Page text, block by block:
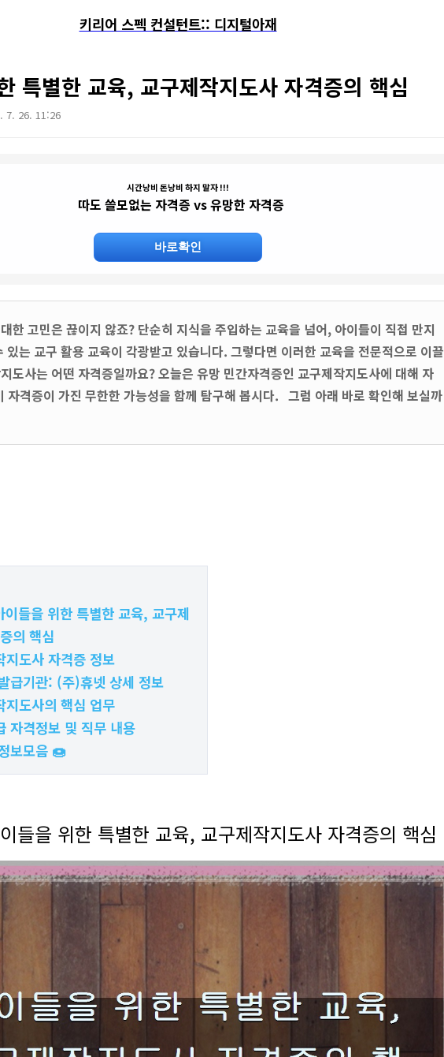
키리어 스펙 컨설턴트:: 디지털아재
특별한 교육, 교구제작지도사 자격증의 핵심
7. 26. 11:26
시간낭비 돈낭비 하지 말자 !!!
따도 쓸모없는 자격증 vs 유망한 자격증
바로확인
한 고민은 끊이지 않죠? 단순히 지식을 주입하는 교육을 넘어, 아이들이 직접 만지
있는 교구 활용 교육이 각광받고 있습니다. 그렇다면 이러한 교육을 전문적으로 이끌
도사는 어떤 자격증일까요? 오늘은 유망 민간자격증인 교구제작지도사에 대해 자
자격증이 가진 무한한 가능성을 함께 탐구해 봅시다. 그럼 아래 바로 확인해 보실까
들을 위한 특별한 교육, 교구제
의 핵심
도사 자격증 정보
급기관: (주)휴넷 상세 정보
도사의 핵심 업무
자격정보 및 직무 내용
보모음 🍩
들을 위한 특별한 교육, 교구제작지도사 자격증의 핵심